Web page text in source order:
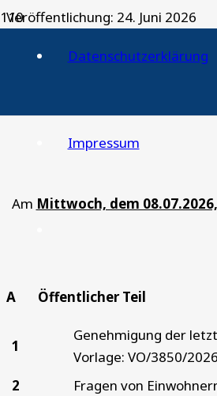
Datenschutzerklärung
Impressum
Veröffentlichung: 24. Juni 2026
Die
Am Mittwoch, dem 08.07.2026,
A Öffentlicher Teil
1
Genehmigung der
Vorlage: VO/3850/2026
2
Fragen von